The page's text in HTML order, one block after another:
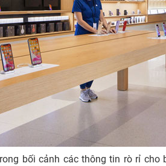
bối cảnh các thông tin rò rỉ